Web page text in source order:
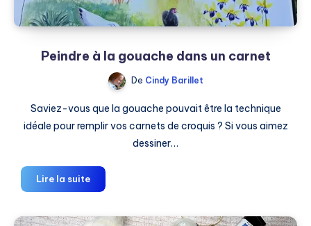
Peindre à la gouache dans un carnet
De Cindy Barillet
Saviez-vous que la gouache pouvait être la technique
idéale pour remplir vos carnets de croquis ? Si vous aimez
dessiner…
Lire la suitePeindre
à